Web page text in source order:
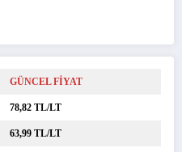
GÜNCEL FİYAT
78,82 TL/LT
63,99 TL/LT